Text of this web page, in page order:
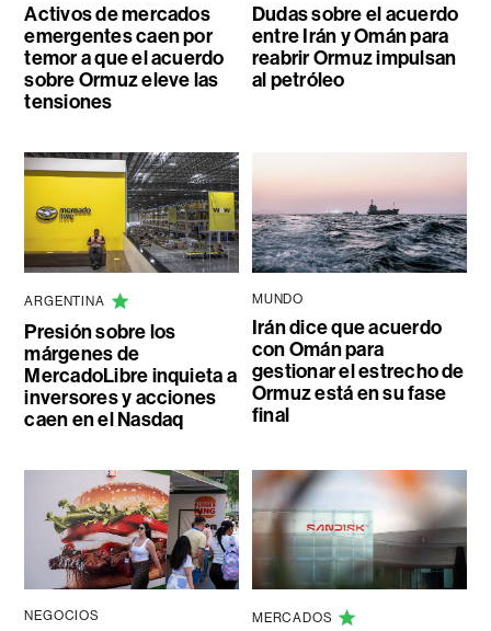
Activos de mercados
emergentes caen por
temor a que el acuerdo
sobre Ormuz eleve las
tensiones
Dudas sobre el acuerdo
entre Irán y Omán para
reabrir Ormuz impulsan
al petróleo
ARGENTINA
Presión sobre los
márgenes de
MercadoLibre inquieta a
inversores y acciones
caen en el Nasdaq
MUNDO
Irán dice que acuerdo
con Omán para
gestionar el estrecho de
Ormuz está en su fase
final
NEGOCIOS MERCADOS